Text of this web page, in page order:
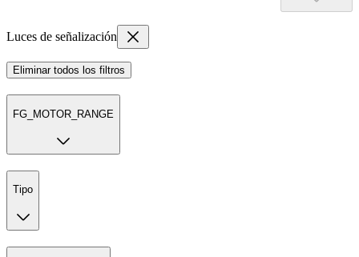
Luces de señalización
Eliminar todos los filtros
FG_MOTOR_RANGE
Tipo